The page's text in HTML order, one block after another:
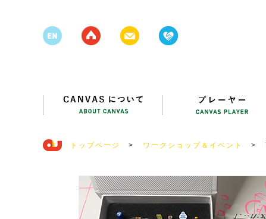
トップページ > ワークショップ＆イベント >